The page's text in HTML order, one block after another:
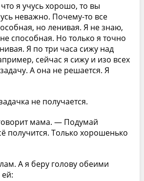
я учусь хорошо, то вы
неважно. Почему-то все
но ленивая. Я не знаю,
способная. Но только я точно
Я по три часа сижу над
сейчас я сижу и изо всех
А она не решается. Я
не получается.
мама. — Подумай
получится. Только хорошенько
А я беру голову обеими